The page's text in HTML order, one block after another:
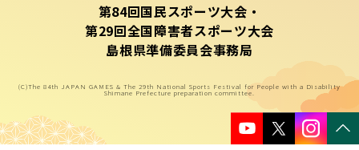
第84回国民スポーツ大会・
第29回全国障害者スポーツ大会
島根県準備委員会事務局
(C)The 84th JAPAN GAMES & The 29th National Sports Festival for People with a Disability
Shimane Prefecture preparation committee.